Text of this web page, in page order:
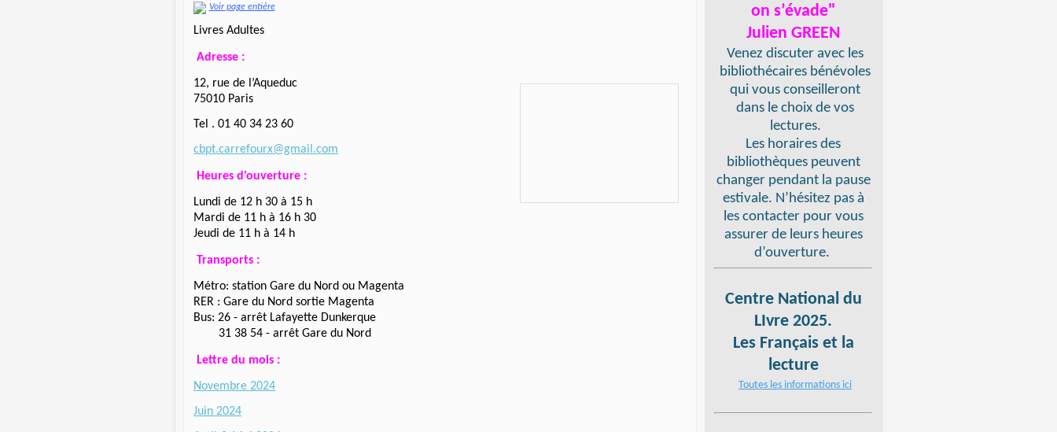
Voir page entière
Livres Adultes
Adresse :
12, rue de l’Aqueduc
75010 Paris
Tel . 01 40 34 23 60
cbpt.carrefourx@gmail.com
Heures d'ouverture :
Lundi de 12 h 30 à 15 h
Mardi de 11 h à 16 h 30
Jeudi de 11 h à 14 h
Transports :
Métro: station Gare du Nord ou Magenta
RER : Gare du Nord sortie Magenta
Bus: 26 - arrêt Lafayette Dunkerque
31 38 54 - arrêt Gare du Nord
Lettre du mois :
Novembre 2024
Juin 2024
on s’évade"
Julien GREEN
Venez discuter avec les
bibliothécaires bénévoles
qui vous conseilleront
dans le choix de vos
lectures.
Les horaires des
bibliothèques peuvent
changer pendant la pause
estivale. N’hésitez pas à
les contacter pour vous
assurer de leurs heures
d’ouverture.
Centre National du
LIvre 2025.
Les Français et la
lecture
Toutes les informations ici